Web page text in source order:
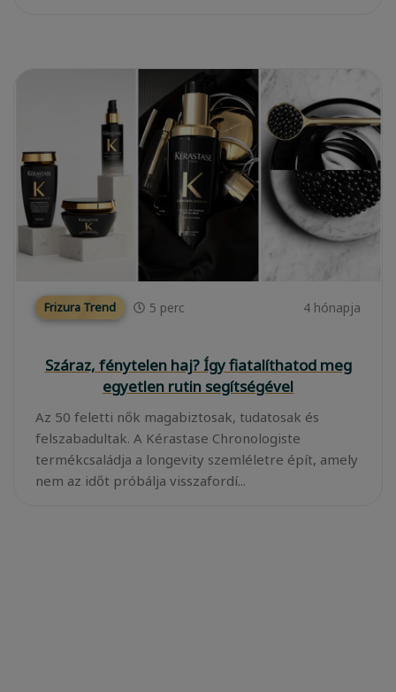
Frizura Trend 5 perc 4 hónapja
Száraz, fénytelen haj? Így fiatalíthatod meg
egyetlen rutin segítségével
Az 50 feletti nők magabiztosak, tudatosak és
felszabadultak. A Kérastase Chronologiste
termékcsaládja a longevity szemléletre épít, amely
nem az időt próbálja visszafordí...